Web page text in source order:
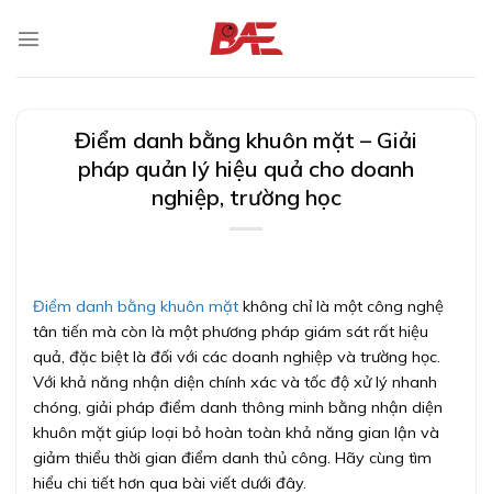
Điểm danh bằng khuôn mặt – Giải
pháp quản lý hiệu quả cho doanh
nghiệp, trường học
Điểm danh bằng khuôn mặt không chỉ là một công nghệ
tân tiến mà còn là một phương pháp giám sát rất hiệu
quả, đặc biệt là đối với các doanh nghiệp và trường học.
Với khả năng nhận diện chính xác và tốc độ xử lý nhanh
chóng, giải pháp điểm danh thông minh bằng nhận diện
khuôn mặt giúp loại bỏ hoàn toàn khả năng gian lận và
giảm thiểu thời gian điểm danh thủ công. Hãy cùng tìm
hiểu chi tiết hơn qua bài viết dưới đây.